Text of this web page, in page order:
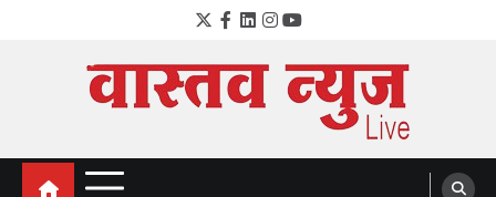
Twitter
Facebook
LinkedIn
Instagram
YouTube
VastavNEWSLive.com
a leading NEWS portal of Maharahstra